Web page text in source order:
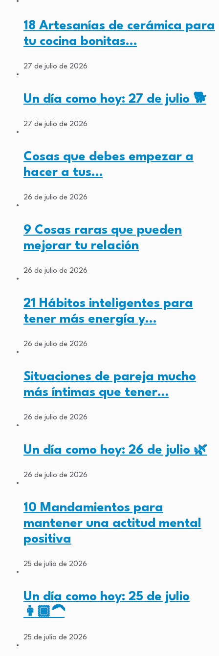
18 Artesanías de cerámica para
tu cocina bonitas…
27 de julio de 2026
Un día como hoy: 27 de julio 🐕
27 de julio de 2026
Cosas que debes empezar a
hacer a tus…
26 de julio de 2026
9 Cosas raras que pueden
mejorar tu relación
26 de julio de 2026
21 Hábitos inteligentes para
tener más energía y…
26 de julio de 2026
Situaciones de pareja mucho
más íntimas que tener…
26 de julio de 2026
Un día como hoy: 26 de julio 🌿
26 de julio de 2026
10 Mandamientos para
mantener una actitud mental
positiva
25 de julio de 2026
Un día como hoy: 25 de julio
👩🏾‍🦱
25 de julio de 2026